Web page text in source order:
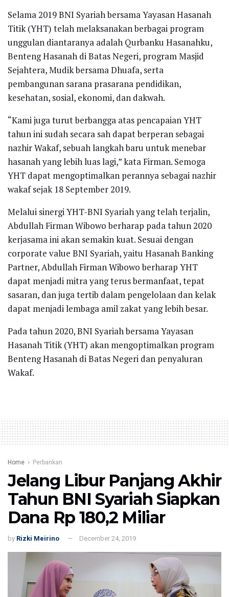
Selama 2019 BNI Syariah bersama Yayasan Hasanah
Titik (YHT) telah melaksanakan berbagai program
unggulan diantaranya adalah Qurbanku Hasanahku,
Benteng Hasanah di Batas Negeri, program Masjid
Sejahtera, Mudik bersama Dhuafa, serta
pembangunan sarana prasarana pendidikan,
kesehatan, sosial, ekonomi, dan dakwah.
“Kami juga turut berbangga atas pencapaian YHT
tahun ini sudah secara sah dapat berperan sebagai
nazhir Wakaf, sebuah langkah baru untuk menebar
hasanah yang lebih luas lagi,” kata Firman. Semoga
YHT dapat mengoptimalkan perannya sebagai nazhir
wakaf sejak 18 September 2019.
Melalui sinergi YHT-BNI Syariah yang telah terjalin,
Abdullah Firman Wibowo berharap pada tahun 2020
kerjasama ini akan semakin kuat. Sesuai dengan
corporate value BNI Syariah, yaitu Hasanah Banking
Partner, Abdullah Firman Wibowo berharap YHT
dapat menjadi mitra yang terus bermanfaat, tepat
sasaran, dan juga tertib dalam pengelolaan dan kelak
dapat menjadi lembaga amil zakat yang lebih besar.
Pada tahun 2020, BNI Syariah bersama Yayasan
Hasanah Titik (YHT) akan mengoptimalkan program
Benteng Hasanah di Batas Negeri dan penyaluran
Wakaf.
Home Perbankan
Jelang Libur Panjang Akhir
Tahun BNI Syariah Siapkan
Dana Rp 180,2 Miliar
by Rizki Meirino December 24, 2019